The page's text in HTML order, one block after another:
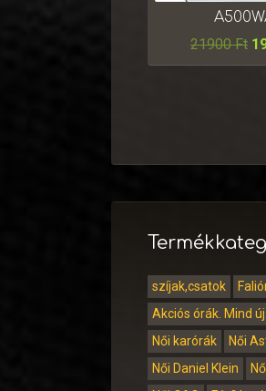
21900Ft
szíjak,csatok
Akciós órák. Mind
Női karórák
Női
Női Daniel Klein